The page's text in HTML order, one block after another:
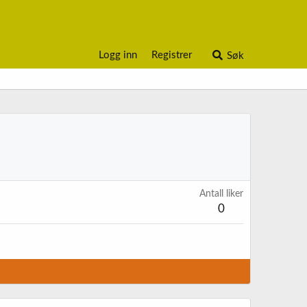
Logg inn Registrer Søk
Antall liker
0